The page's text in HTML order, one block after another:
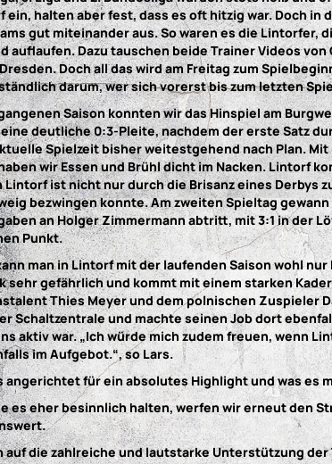
ein, halten aber fest, dass es oft hitzig war. Doch
gut miteinander aus. So waren es die Lintorfer,
auflaufen. Dazu tauschen beide Trainer Videos
Doch all das wird am Freitag zum
darum, wer sich vorerst bis zum letzten
Saison konnten wir das Hinspiel am
deutliche 0:3-Pleite, nachdem der erste Satz
Spielzeit bisher weitestgehend nach Plan.
wir Essen und Brühl dicht im Nacken. Lintorf
Lintorf ist nicht nur durch die Brisanz eines Derbys
bezwingen konnte. Am zweiten Spieltag
an Holger Zimmermann abtritt, mit 3:1 in der
Punkt.
man in Lintorf mit der laufenden Saison wohl
sehr gefährlich und kommt mit einem starken
Thies Meyer und dem polnischen Zuspieler
Schaltzentrale und machte seinen Job dort
aktiv war. „Ich würde mich zudem freuen, wenn
im Aufgebot.“, so Lars.
angerichtet für ein absolutes Highlight und was es
es eher besinnlich halten, werfen wir erneut den
auf die zahlreiche und lautstarke Unterstützung